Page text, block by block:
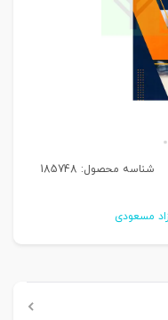
شناسه محصول: 185748
مسعودی